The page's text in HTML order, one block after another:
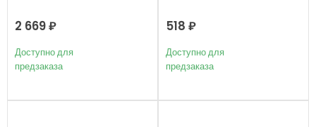
2 669₽
Доступно для
предзаказа
518 ₽
Доступно для
предзаказа